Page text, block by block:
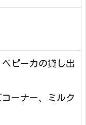
ビーカの貸し出
ーナー、ミルク